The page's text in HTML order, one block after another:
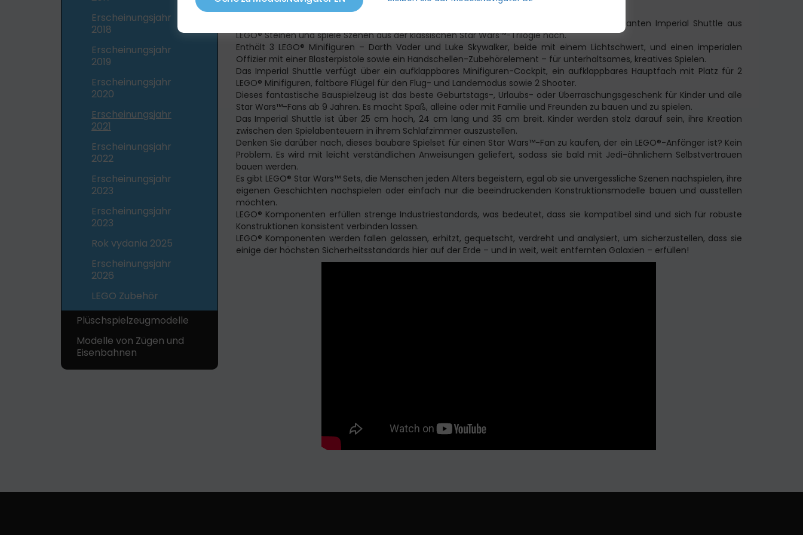
Erscheinungsjahr
2018
Erscheinungsjahr
2019
Erscheinungsjahr
2020
Erscheinungsjahr
2021
Erscheinungsjahr
2022
Erscheinungsjahr
2023
Erscheinungsjahr
2023
Rok vydania 2025
Erscheinungsjahr
2026
LEGO Zubehör
Plüschspielzeugmodelle
Modelle von Zügen und
Eisenbahnen
Alters.
Baue mit diesem actiongeladenen Bauspielzeug für Kinder (75302) eine Version des eleganten Imperial Shuttle aus
LEGO® Steinen und spiele Szenen aus der klassischen Star Wars™-Trilogie nach.
Enthält 3 LEGO® Minifiguren – Darth Vader und Luke Skywalker, beide mit einem Lichtschwert, und einen imperialen
Offizier mit einer Blasterpistole sowie ein Handschellen-Zubehörelement – für unterhaltsames, kreatives Spielen.
Das Imperial Shuttle verfügt über ein aufklappbares Minifiguren-Cockpit, ein aufklappbares Hauptfach mit Platz für 2
LEGO® Minifiguren, faltbare Flügel für den Flug- und Landemodus sowie 2 Shooter.
Dieses fantastische Bauspielzeug ist das beste Geburtstags-, Urlaubs- oder Überraschungsgeschenk für Kinder und alle
Star Wars™-Fans ab 9 Jahren. Es macht Spaß, alleine oder mit Familie und Freunden zu bauen und zu spielen.
Das Imperial Shuttle ist über 25 cm hoch, 24 cm lang und 35 cm breit. Kinder werden stolz darauf sein, ihre Kreation
zwischen den Spielabenteuern in ihrem Schlafzimmer auszustellen.
Denken Sie darüber nach, dieses baubare Spielset für einen Star Wars™-Fan zu kaufen, der ein LEGO®-Anfänger ist? Kein
Problem. Es wird mit leicht verständlichen Anweisungen geliefert, sodass sie bald mit Jedi-ähnlichem Selbstvertrauen
bauen werden.
Es gibt LEGO® Star Wars™ Sets, die Menschen jeden Alters begeistern, egal ob sie unvergessliche Szenen nachspielen, ihre
eigenen Geschichten nachspielen oder einfach nur die beeindruckenden Konstruktionsmodelle bauen und ausstellen
möchten.
LEGO® Komponenten erfüllen strenge Industriestandards, was bedeutet, dass sie kompatibel sind und sich für robuste
Konstruktionen konsistent verbinden lassen.
LEGO® Komponenten werden fallen gelassen, erhitzt, gequetscht, verdreht und analysiert, um sicherzustellen, dass sie
einige der höchsten Sicherheitsstandards hier auf der Erde – und in weit, weit entfernten Galaxien – erfüllen!